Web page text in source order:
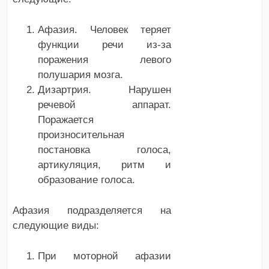
Афазия. Человек теряет
функции речи из-за
поражения левого
полушария мозга.
Дизартрия. Нарушен
речевой аппарат.
Поражается
произносительная
постановка голоса,
артикуляция, ритм и
образование голоса.
Афазия подразделяется на
следующие виды:
При моторной афазии